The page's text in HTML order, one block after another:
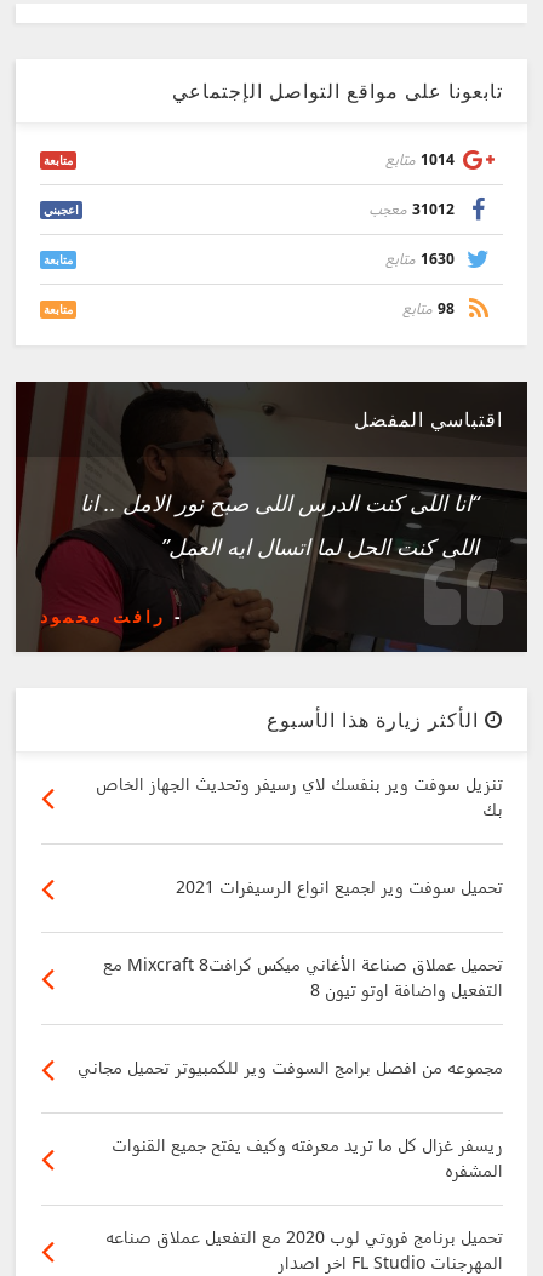
تابعونا على مواقع التواصل الإجتماعي
1014 متابع متابعة
31012 معجب اعجبني
1630 متابع متابعة
98 متابع متابعة
اقتباسي المفضل
“انا اللى كنت الدرس اللى صبح نور الامل .. انا
اللى كنت الحل لما اتسال ايه العمل”
- رافت محمود
الأكثر زيارة هذا الأسبوع
تنزيل سوفت وير بنفسك لاي رسيفر وتحديث الجهاز الخاص
بك
تحميل سوفت وير لجميع انواع الرسيفرات 2021
تحميل عملاق صناعة الأغاني ميكس كرافت8 Mixcraft مع
التفعيل واضافة اوتو تيون 8
مجموعه من افصل برامج السوفت وير للكمبيوتر تحميل مجاني
ريسفر غزال كل ما تريد معرفته وكيف يفتح جميع القنوات
المشفره
تحميل برنامج فروتي لوب 2020 مع التفعيل عملاق صناعه
المهرجنات FL Studio اخر اصدار